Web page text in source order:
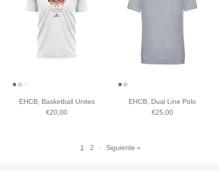
EHCB, Basketball Unites
€20,00
EHCB, Dual Line Polo
€25,00
1 2 · Siguiente »